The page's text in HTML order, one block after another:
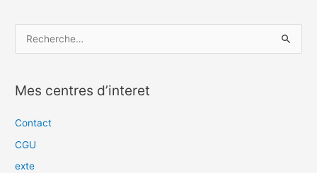
h
e
Mes centres d’interet
Contact
CGU
exte